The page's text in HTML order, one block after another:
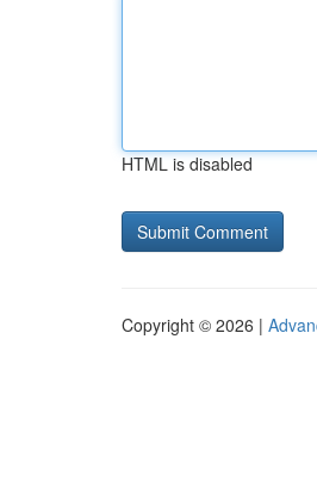
HTML is disabled
Copyright © 2026 |